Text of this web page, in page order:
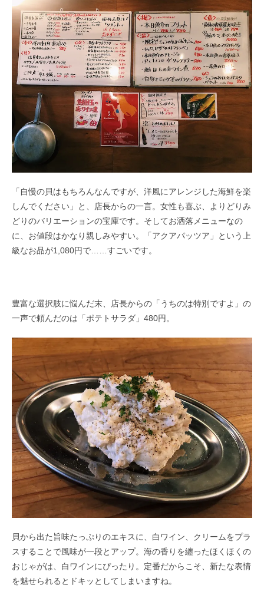
「自慢の貝はもちろんなんですが、洋風にアレンジした海鮮を楽
しんでください」と、店長からの一言。女性も喜ぶ、よりどりみ
どりのバリエーションの宝庫です。そしてお洒落メニューなの
に、お値段はかなり親しみやすい。「アクアパッツア」という上
級なお品が1,080円で……すごいです。
豊富な選択肢に悩んだ末、店長からの「うちのは特別ですよ」の
一声で頼んだのは「ポテトサラダ」480円。
貝から出た旨味たっぷりのエキスに、白ワイン、クリームをプラ
スすることで風味が一段とアップ。海の香りを纏ったほくほくの
おじゃがは、白ワインにぴったり。定番だからこそ、新たな表情
を魅せられるとドキッとしてしまいますね。